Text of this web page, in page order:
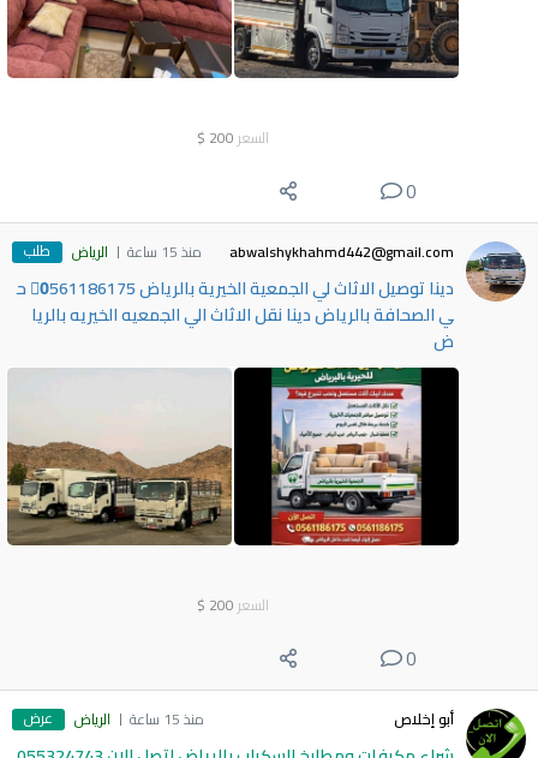
السعر 200
$
0
abwalshykhahmd442@gmail.com منذ 15 ساعة الرياض طلب
دينا توصيل الاثاث لي الجمعية الخيرية بالرياض 0َ561186175 ح
ي الصحافة بالرياض دينا نقل الاثاث الي الجمعيه الخيريه بالريا
ض
السعر 200
$
0
أبو إخلاص منذ 15 ساعة الرياض عرض